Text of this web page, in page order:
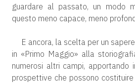
guardare al passato, un modo
questo meno capace, meno
E ancora, la scelta per un
in «Primo Maggio» alla
numerosi altri campi, apportando
prospettive che possono